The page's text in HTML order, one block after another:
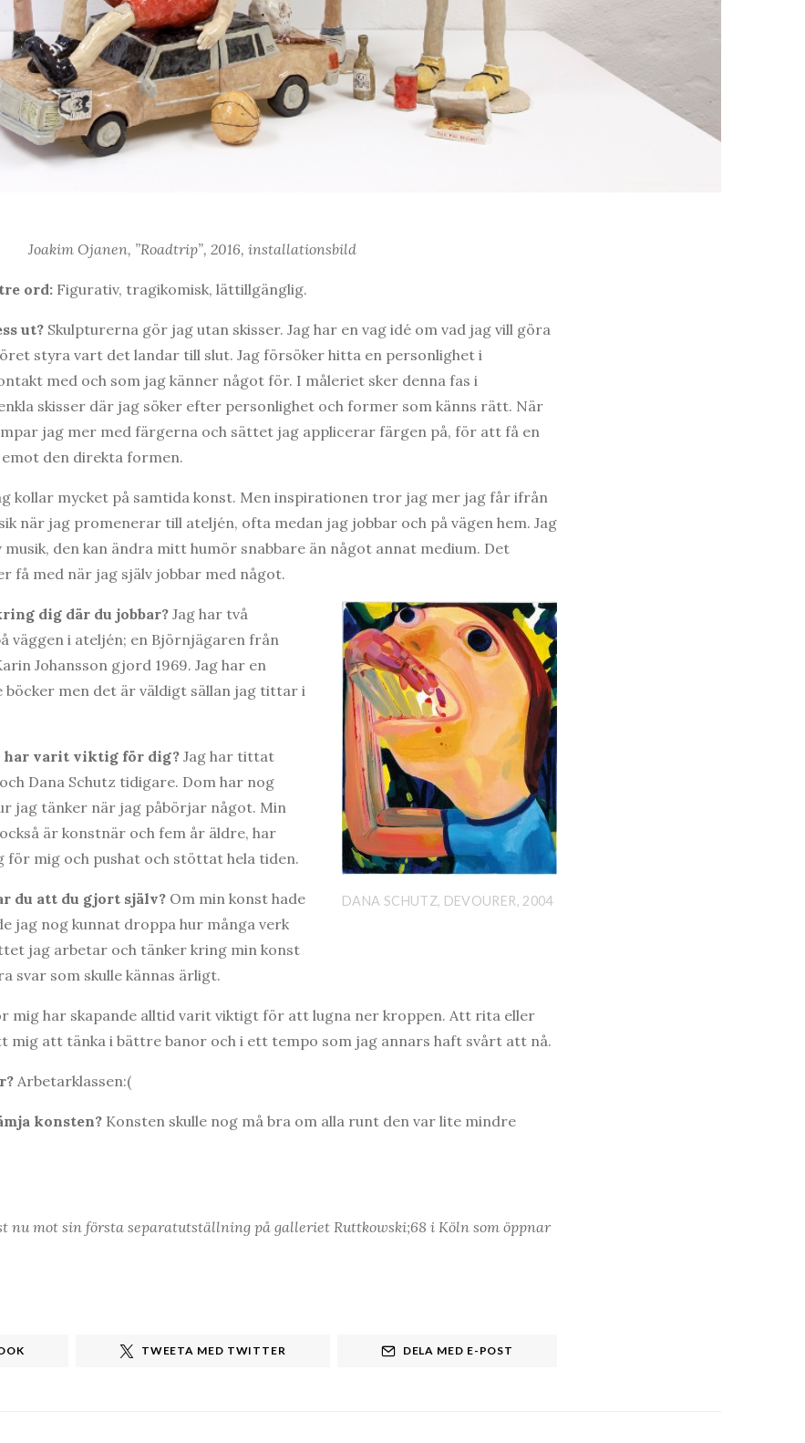
Joakim Ojanen, ”Roadtrip”, 2016, installationsbild
ord: Figurativ, tragikomisk, lättillgänglig.
ut? Skulpturerna gör jag utan skisser. Jag har en vag idé om vad jag vill göra
styra vart det landar till slut. Jag försöker hitta en personlighet i
med och som jag känner något för. I måleriet sker denna fas i
skisser där jag söker efter personlighet och former som känns rätt. När
jag mer med färgerna och sättet jag applicerar färgen på, för att få en
den direkta formen.
kollar mycket på samtida konst. Men inspirationen tror jag mer jag får ifrån
när jag promenerar till ateljén, ofta medan jag jobbar och på vägen hem. Jag
den kan ändra mitt humör snabbare än något annat medium. Det
få med när jag själv jobbar med något.
DANA SCHUTZ, DEVOURER, 2004
dig där du jobbar? Jag har två
väggen i ateljén; en Björnjägaren från
Johansson gjord 1969. Jag har en
böcker men det är väldigt sällan jag tittar i
har varit viktig för dig? Jag har tittat
Dana Schutz tidigare. Dom har nog
jag tänker när jag påbörjar något. Min
är konstnär och fem år äldre, har
för mig och pushat och stöttat hela tiden.
du att du gjort själv? Om min konst hade
jag nog kunnat droppa hur många verk
jag arbetar och tänker kring min konst
svar som skulle kännas ärligt.
mig har skapande alltid varit viktigt för att lugna ner kroppen. Att rita eller
mig att tänka i bättre banor och i ett tempo som jag annars haft svårt att nå.
Arbetarklassen:(
konsten? Konsten skulle nog må bra om alla runt den var lite mindre
nu mot sin första separatutställning på galleriet Ruttkowski;68 i Köln som öppnar
TWEETA MED TWITTER DELA MED E-POST